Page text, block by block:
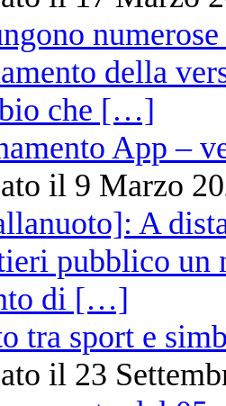
App –
il 9 Marzo
tra sport e
il 23